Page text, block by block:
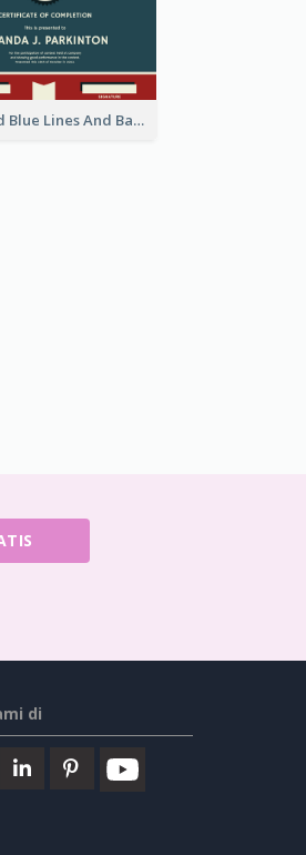
Red And Blue Lines And Badge Completion Certificate
di